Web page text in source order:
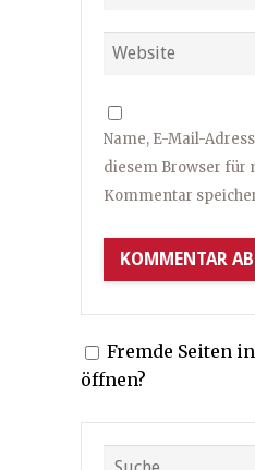
Name, E-Mail-
diesem Browser für
Kommentar
Fremde Seiten
öffnen?